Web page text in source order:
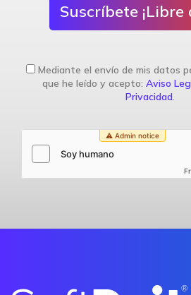
Suscríbete ¡Libre
Mediante el envío de mis datos
que he leído y acepto: Aviso
Privacidad.